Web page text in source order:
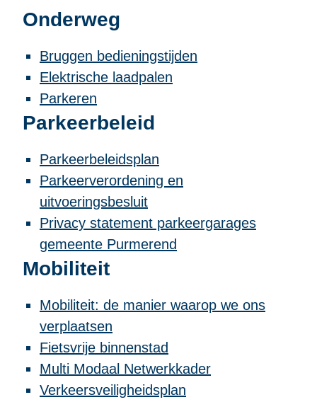
Onderweg
Bruggen bedieningstijden
Elektrische laadpalen
Parkeren
Parkeerbeleid
Parkeerbeleidsplan
Parkeerverordening en
uitvoeringsbesluit
Privacy statement parkeergarages
gemeente Purmerend
Mobiliteit
Mobiliteit: de manier waarop we ons
verplaatsen
Fietsvrije binnenstad
Multi Modaal Netwerkkader
Verkeersveiligheidsplan